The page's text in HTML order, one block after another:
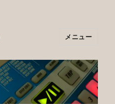
メニュー